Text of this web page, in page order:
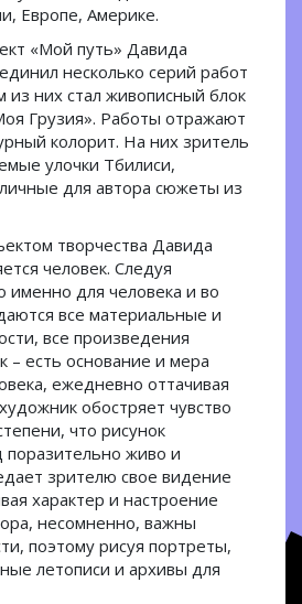
Европе, Америке.
«Мой путь» Давида
несколько серий работ
из них стал живописный блок
Грузия». Работы отражают
колорит. На них зритель
улочки Тбилиси,
для автора сюжеты из
творчества Давида
человек. Следуя
для человека и во
все материальные и
все произведения
– есть основание и мера
ежедневно оттачивая
обостряет чувство
что рисунок
поразительно живо и
зрителю свое видение
характер и настроение
несомненно, важны
поэтому рисуя портреты,
летописи и архивы для